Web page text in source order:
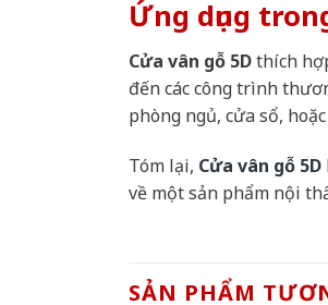
Ứng dụng
Cửa vân gỗ 5Dthích
đến các công trình
phòng ngủ, cửa sổ,
Tóm lại, Cửa vân gỗ 5D
về một sản phẩm nội
SẢN PHẨM